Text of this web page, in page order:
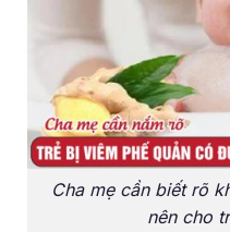
Cha mẹ cần biết rõ
nên cho